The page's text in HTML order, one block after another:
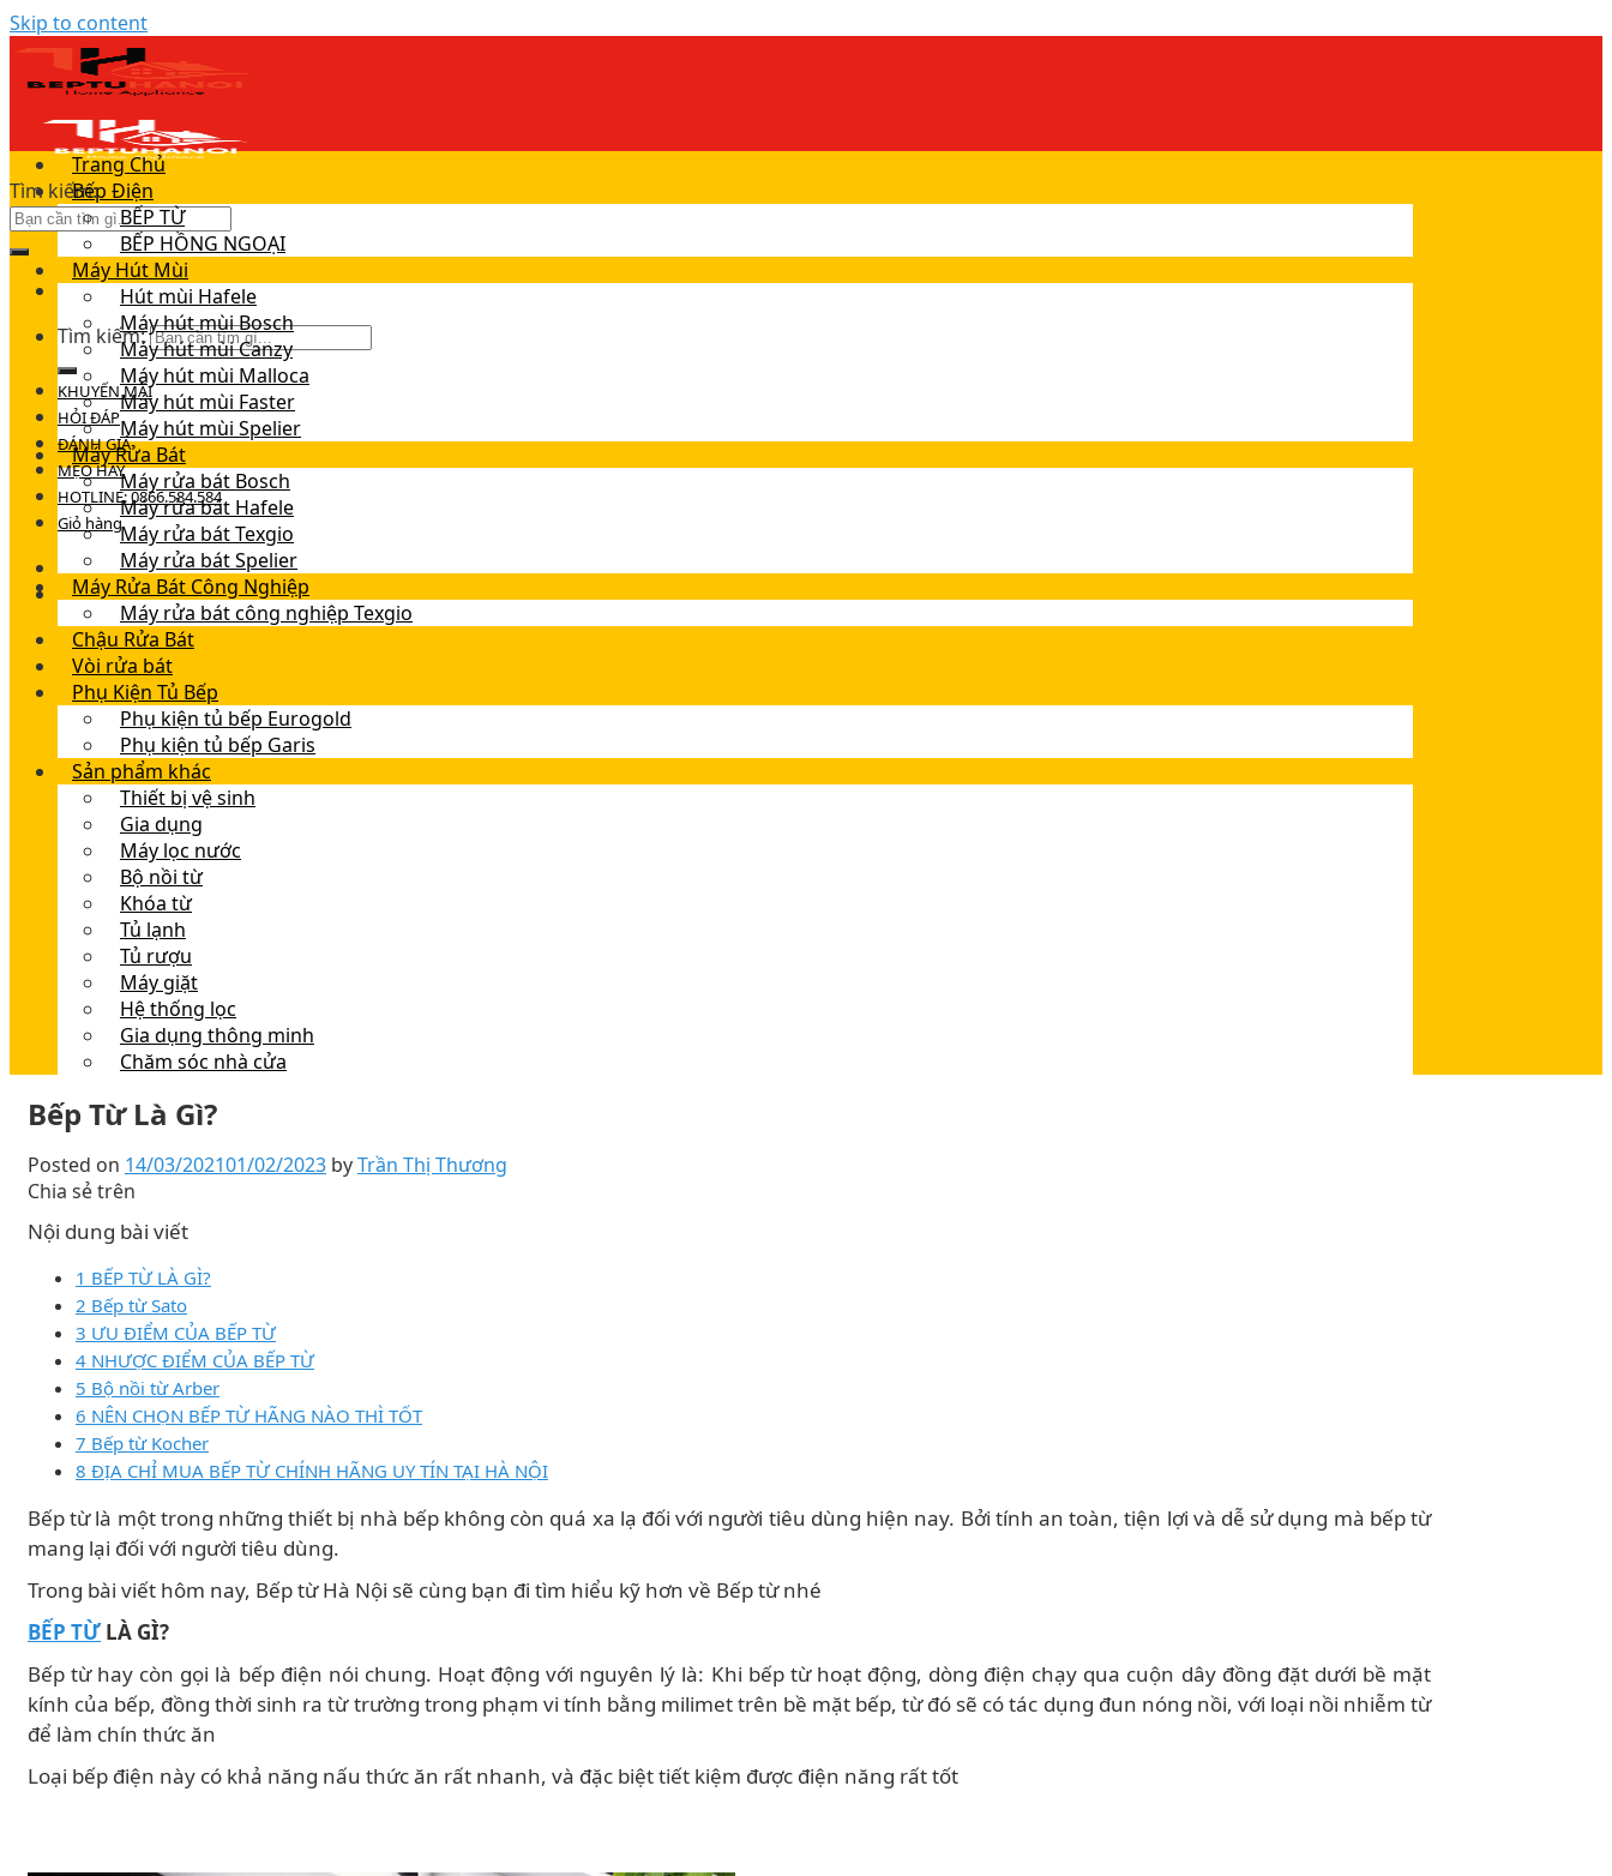
Skip to content
Tìm kiếm:
Tìm kiếm:
KHUYẾN MÃI
HỎI ĐÁP
ĐÁNH GIÁ
MẸO HAY
HOTLINE: 0866.584.584
Giỏ hàng
Trang Chủ
Bếp Điện
BẾP TỪ
BẾP HỒNG NGOẠI
Máy Hút Mùi
Hút mùi Hafele
Máy hút mùi Bosch
Máy hút mùi Canzy
Máy hút mùi Malloca
Máy hút mùi Faster
Máy hút mùi Spelier
Máy Rửa Bát
Máy rửa bát Bosch
Máy rửa bát Hafele
Máy rửa bát Texgio
Máy rửa bát Spelier
Máy Rửa Bát Công Nghiệp
Máy rửa bát công nghiệp Texgio
Chậu Rửa Bát
Vòi rửa bát
Phụ Kiện Tủ Bếp
Phụ kiện tủ bếp Eurogold
Phụ kiện tủ bếp Garis
Sản phẩm khác
Thiết bị vệ sinh
Gia dụng
Máy lọc nước
Bộ nồi từ
Khóa từ
Tủ lạnh
Tủ rượu
Máy giặt
Hệ thống lọc
Gia dụng thông minh
Chăm sóc nhà cửa
Bếp Từ Là Gì?
Posted on 14/03/202101/02/2023 byTrần Thị Thương
Chia sẻ trên
Nội dung bài viết
1 BẾP TỪ LÀ GÌ?
2 Bếp từ Sato
3 ƯU ĐIỂM CỦA BẾP TỪ
4 NHƯỢC ĐIỂM CỦA BẾP TỪ
5 Bộ nồi từ Arber
6 NÊN CHỌN BẾP TỪ HÃNG NÀO THÌ TỐT
7 Bếp từ Kocher
8 ĐỊA CHỈ MUA BẾP TỪ CHÍNH HÃNG UY TÍN TẠI HÀ NỘI
Bếp từ là một trong những thiết bị nhà bếp không còn quá xa lạ đối với người tiêu dùng hiện nay. Bởi tính an toàn, tiện lợi và dễ sử dụng mà bếp từ
mang lại đối với người tiêu dùng.
Trong bài viết hôm nay, Bếp từ Hà Nội sẽ cùng bạn đi tìm hiểu kỹ hơn về Bếp từ nhé
BẾP TỪLÀ GÌ?
Bếp từ hay còn gọi là bếp điện nói chung. Hoạt động với nguyên lý là: Khi bếp từ hoạt động, dòng điện chạy qua cuộn dây đồng đặt dưới bề mặt
kính của bếp, đồng thời sinh ra từ trường trong phạm vi tính bằng milimet trên bề mặt bếp, từ đó sẽ có tác dụng đun nóng nồi, với loại nồi nhiễm từ
để làm chín thức ăn
Loại bếp điện này có khả năng nấu thức ăn rất nhanh, và đặc biệt tiết kiệm được điện năng rất tốt